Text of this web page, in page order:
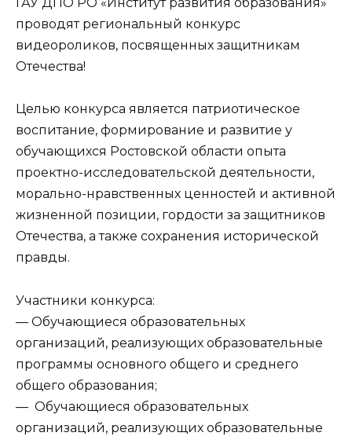
проводят региональный конкурс
видеороликов, посвященных защитникам
Отечества!
Целью конкурса является патриотическое
воспитание, формирование и развитие у
обучающихся Ростовской области опыта
проектно-исследовательской деятельности,
морально-нравственных ценностей и активной
жизненной позиции, гордости за защитников
Отечества, а также сохранения исторической
правды.
Участники конкурса:
— Обучающиеся образовательных
организаций, реализующих образовательные
программы основного общего и среднего
общего образования;
— Обучающиеся образовательных
организаций, реализующих образовательные